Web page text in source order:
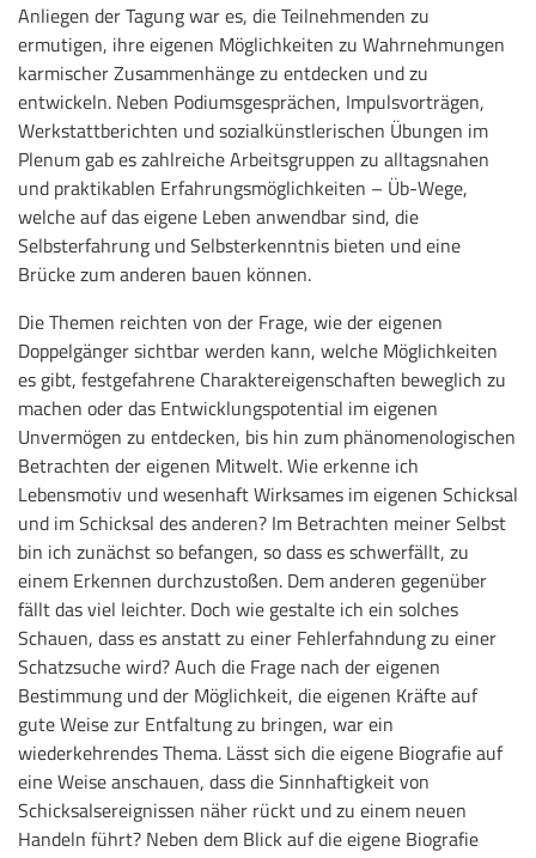
Anliegen der Tagung war es, die Teilnehmenden zu
ermutigen, ihre eigenen Möglichkeiten zu Wahrnehmungen
karmischer Zusammenhänge zu entdecken und zu
entwickeln. Neben Podiumsgesprächen, Impulsvorträgen,
Werkstattberichten und sozialkünstlerischen Übungen im
Plenum gab es zahlreiche Arbeitsgruppen zu alltagsnahen
und praktikablen Erfahrungsmöglichkeiten – Üb-Wege,
welche auf das eigene Leben anwendbar sind, die
Selbsterfahrung und Selbsterkenntnis bieten und eine
Brücke zum anderen bauen können.
Die Themen reichten von der Frage, wie der eigenen
Doppelgänger sichtbar werden kann, welche Möglichkeiten
es gibt, festgefahrene Charaktereigenschaften beweglich zu
machen oder das Entwicklungspotential im eigenen
Unvermögen zu entdecken, bis hin zum phänomenologischen
Betrachten der eigenen Mitwelt. Wie erkenne ich
Lebensmotiv und wesenhaft Wirksames im eigenen Schicksal
und im Schicksal des anderen? Im Betrachten meiner Selbst
bin ich zunächst so befangen, so dass es schwerfällt, zu
einem Erkennen durchzustoßen. Dem anderen gegenüber
fällt das viel leichter. Doch wie gestalte ich ein solches
Schauen, dass es anstatt zu einer Fehlerfahndung zu einer
Schatzsuche wird? Auch die Frage nach der eigenen
Bestimmung und der Möglichkeit, die eigenen Kräfte auf
gute Weise zur Entfaltung zu bringen, war ein
wiederkehrendes Thema. Lässt sich die eigene Biografie auf
eine Weise anschauen, dass die Sinnhaftigkeit von
Schicksalsereignissen näher rückt und zu einem neuen
Handeln führt? Neben dem Blick auf die eigene Biografie